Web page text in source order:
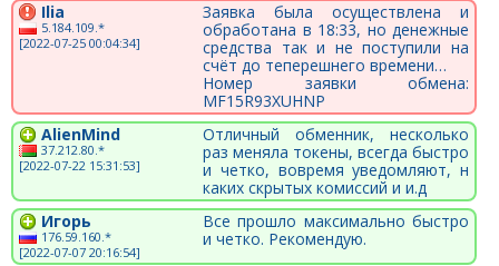
Ilia
5.184.109.*
[2022-07-25 00:04:34]
Заявка была осуществлена и
обработана в 18:33, но денежные
средства так и не поступили на
счёт до теперешнего времени…
Номер заявки обмена:
MF15R93XUHNP
AlienMind
37.212.80.*
[2022-07-22 15:31:53]
Отличный обменник, несколько
раз меняла токены, всегда быстро
и четко, вовремя уведомляют, н
каких скрытых комиссий и и.д
Игорь
176.59.160.*
[2022-07-07 20:16:54]
Все прошло максимально быстро
и четко. Рекомендую.